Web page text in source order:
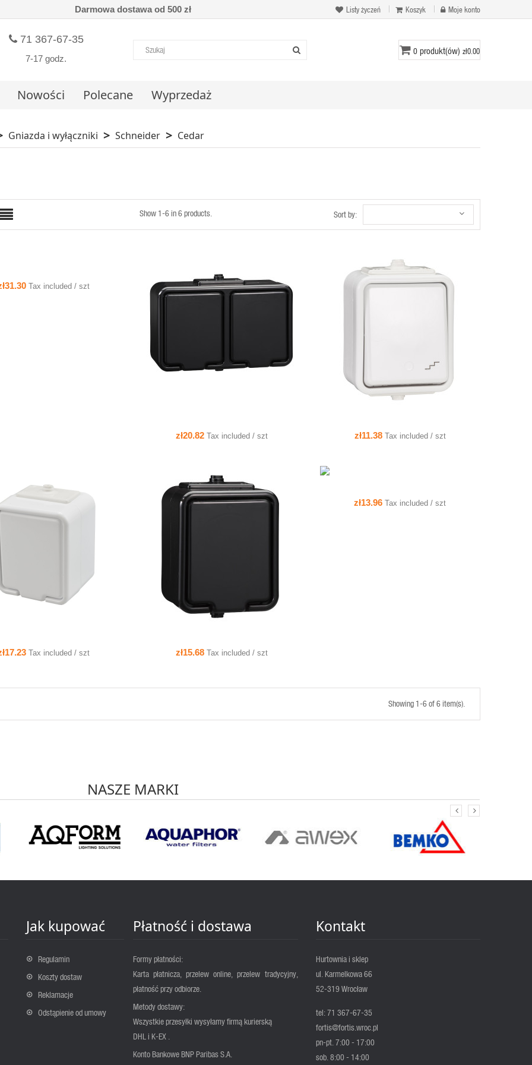
Darmowa dostawa od 500 zł Listy życzeń Koszyk Moje konto
71 367-67-35
7-17 godz.
0 produkt(ów) zł0.00
Nowości Polecane Wyprzedaż
Gniazda i wyłączniki Schneider Cedar
Show 1-6 in 6 products. Sort by:
Tax included / szt
zł20.82 Tax included / szt zł11.38 Tax included / szt
Tax included / szt zł15.68 Tax included / szt
QUICK VIEW
zł13.96 Tax included / szt
Showing 1-6 of 6 item(s).
NASZE MARKI
Jak kupować
Regulamin
Koszty dostaw
Reklamacje
Odstąpienie od umowy
Płatność i dostawa
Formy płatności:
Karta płatnicza, przelew online, przelew tradycyjny,
płatność przy odbiorze.
Metody dostawy:
Wszystkie przesyłki wysyłamy firmą kurierską
DHL i K-EX .
Konto Bankowe BNP Paribas S.A.
Kontakt
Hurtownia i sklep
ul. Karmelkowa 66
52-319 Wrocław
tel: 71 367-67-35
fortis@fortis.wroc.pl
pn-pt. 7:00 - 17:00
sob. 8:00 - 14:00